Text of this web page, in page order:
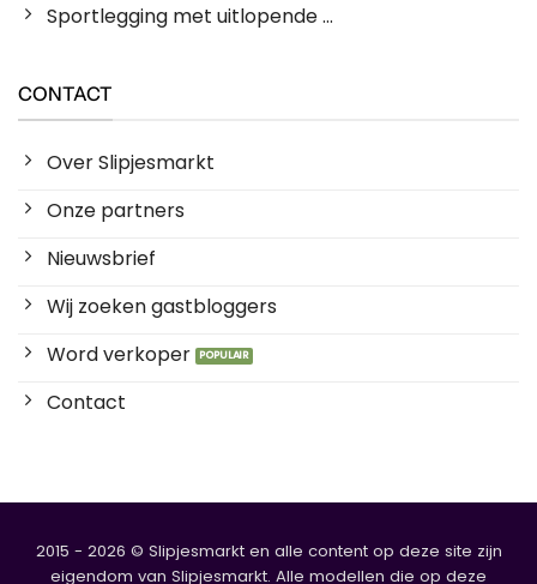
Sportlegging met uitlopende ...
CONTACT
Over Slipjesmarkt
Onze partners
Nieuwsbrief
Wij zoeken gastbloggers
Word verkoper
Contact
2015 - 2026 © Slipjesmarkt en alle content op deze site zijn
eigendom van Slipjesmarkt. Alle modellen die op deze